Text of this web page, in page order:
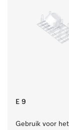
E 9
Gebruik voor